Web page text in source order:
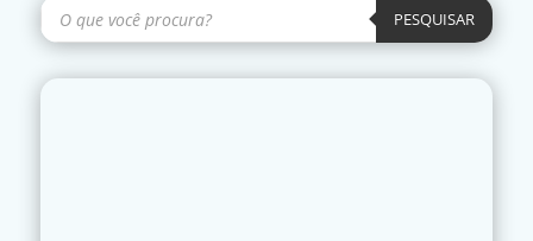
produtos PESQUISAR